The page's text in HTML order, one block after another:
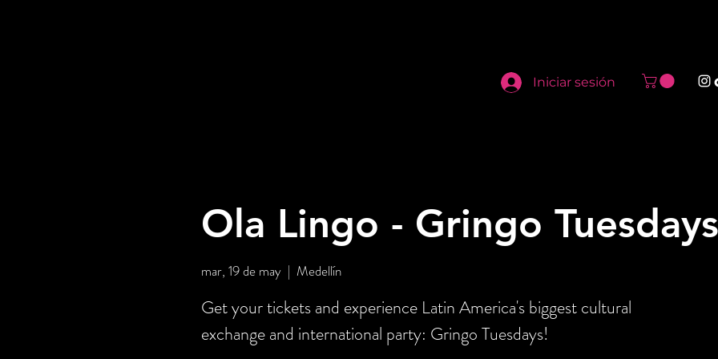
Iniciar sesión
Ola Lingo - Gringo Tuesdays
mar, 19 de may
  |
Medellín
Get your tickets and experience Latin America's biggest cultural
exchange and international party: Gringo Tuesdays!